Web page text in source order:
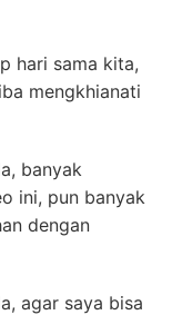
hari sama kita,
mengkhianati
banyak
ini, pun banyak
dengan
agar saya bisa